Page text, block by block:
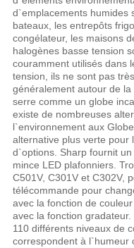
d`emplacements humides
bateaux, les entrepôts
congélateur, les maisons
halogènes basse tension
couramment utilisés dans
tension, ils ne sont pas
généralement autour de
serre comme un globe
existe de nombreuses
l`environnement aux
alternative plus verte pour
d`options. Sharp fournit
mince LED plafonniers.
C501V, C301V et C302V,
télécommande pour
avec la fonction de
avec la fonction
110 différents niveaux de
correspondent à l`humeur